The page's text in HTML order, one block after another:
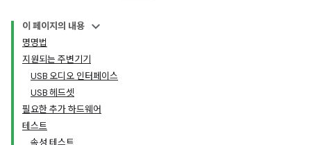
이 페이지의 내용
명명법
지원되는 주변기기
USB 오디오 인터페이스
USB 헤드셋
필요한 추가 하드웨어
테스트
속성 테스트